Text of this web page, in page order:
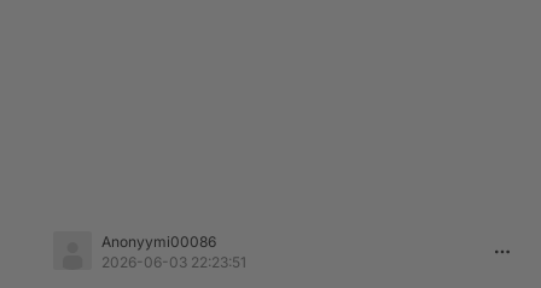
Anonyymi00086
2026-06-03 22:23:51